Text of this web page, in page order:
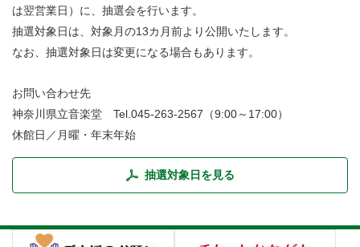
・ 交通案内
・ よくある質問
・ 施設を借りる
・ 空き状況
・ 抽選対象日
・ 利用料金
音楽堂について
・ 音楽堂のご案内
神奈川県立音楽堂
は翌営業日）に、抽選会を行います。
抽選対象日は、対象月の13カ月前より公開いたします。
なお、抽選対象日は変更になる場合もあります。
お問い合わせ先
神奈川県立音楽堂 Tel.045-263-2567（9:00～17:00）
休館日／月曜・年末年始
抽選対象日を見る